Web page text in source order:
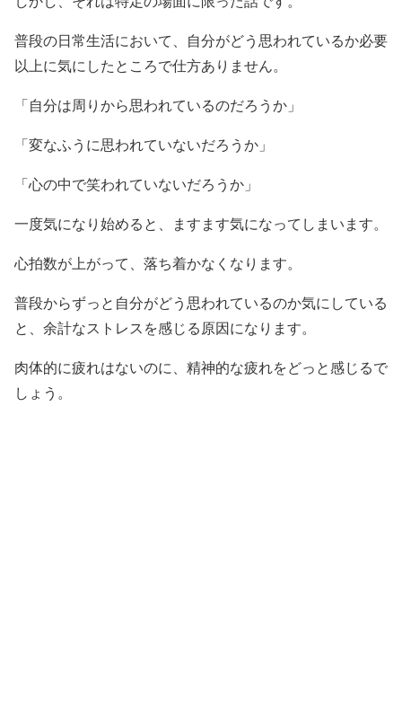
普段の日常生活において、自分がどう思われているか必要
以上に気にしたところで仕方ありません。
「自分は周りから思われているのだろうか」
「変なふうに思われていないだろうか」
「心の中で笑われていないだろうか」
一度気になり始めると、ますます気になってしまいます。
心拍数が上がって、落ち着かなくなります。
普段からずっと自分がどう思われているのか気にしている
と、余計なストレスを感じる原因になります。
肉体的に疲れはないのに、精神的な疲れをどっと感じるで
しょう。